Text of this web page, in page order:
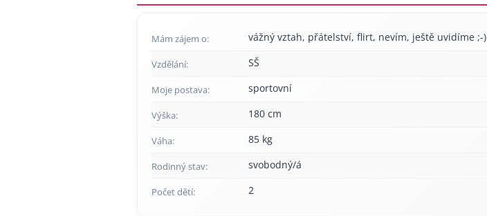
Mám zájem o: vážný vztah, přátelství, flirt, nevím, ještě uvidíme ;-)
Vzdělání: SŠ
Moje postava: sportovní
Výška: 180 cm
Váha: 85 kg
Rodinný stav: svobodný/á
Počet dětí: 2